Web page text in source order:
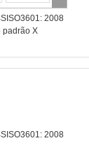
2008
padrão X
2008